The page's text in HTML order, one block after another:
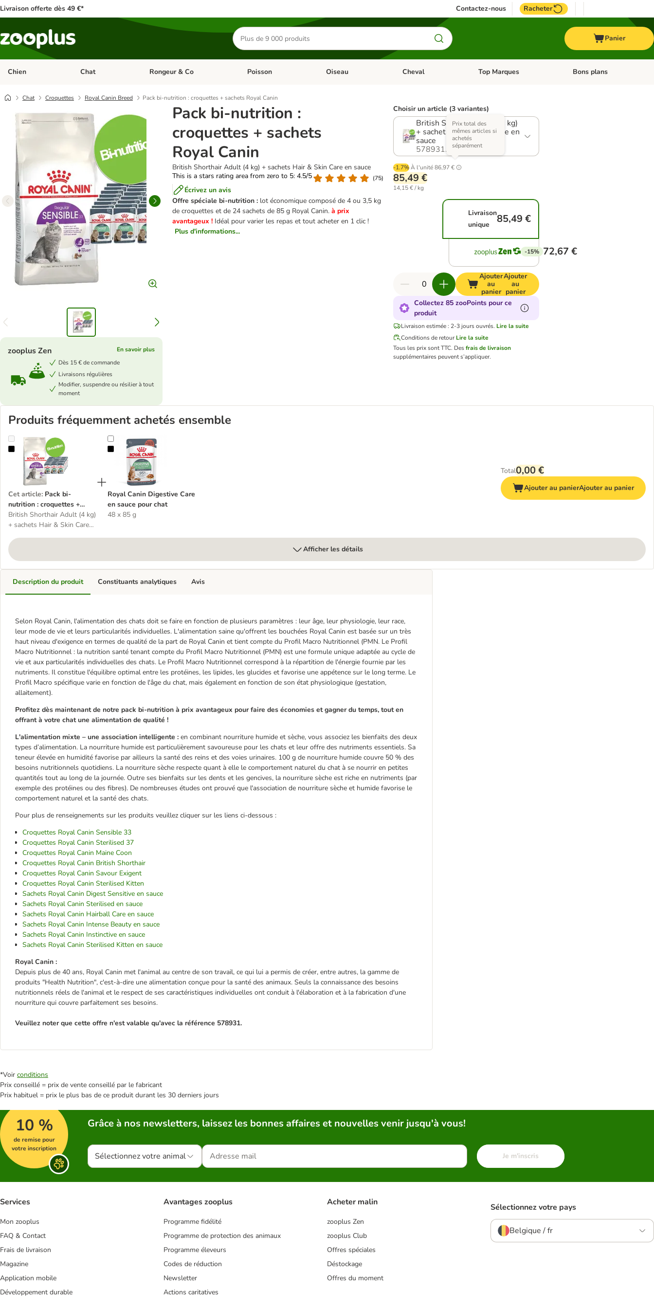
Livraison offerte dès 49 €* Contactez-nous Racheter
Rechercher
des
produits
Panier
Chien Dérouler les catégories: Chien
Chat Dérouler les catégories: Chat
Rongeur & Co Dérouler les catégories: Rongeur & Co
Poisson Dérouler les catégories: Poisson
Oiseau Dérouler les catégories: Oiseau
Cheval Dérouler les catégories: Cheval
Top Marques Dérouler les catégories: Top
Bons plans
Chat Croquettes Royal Canin Breed Pack bi-nutrition : croquettes + sachets Royal Canin
Pack bi-nutrition :
croquettes + sachets
Royal Canin
British Shorthair Adult (4 kg) + sachets Hair & Skin Care en sauce
This is a stars rating area from zero to 5: 4.5/5
(75)
Écrivez un avis
Offre spéciale bi-nutrition : lot économique composé de 4 ou 3,5 kg
de croquettes et de 24 sachets de 85 g Royal Canin. à prix
avantageux ! Idéal pour varier les repas et tout acheter en 1 clic !
Plus d'informations...
zooplus Zen
En savoir plus
Dès 15 € de commande
Livraisons régulières
Modifier, suspendre ou résilier à tout
moment
Choisir un article (3 variantes)
British Shorthair Adult (4 kg)
+ sachets Hair & Skin Care en
sauce
578931.22
-1.7%À l'unité86,97 €
Prix total des
mêmes articles si
achetés
séparément
85,49 €
14,15 € / kg
Livraison
unique
85,49 €
-15% 72,67 €
Ajouter
au
panier
Ajouter
au
panier
Collectez 85 zooPoints pour ce
produit
Livraison estimée : 2-3 jours ouvrés. Lire la suite
Conditions de retour Lire la suite
Tous les prix sont TTC. Desfrais de livraison
supplémentaires peuvent s’appliquer.
Produits fréquemment achetés ensemble
Pack bi-nutrition : croquettes + sachets Royal Canin
Cet article: Pack bi-
nutrition : croquettes +
sachets Royal Canin
British Shorthair Adult (4 kg)
+ sachets Hair & Skin Care
Royal Canin Digestive Care en sauce pour chat
Royal Canin Digestive Care
en sauce pour chat
48 x 85 g
Total0,00 €
Ajouter au panierAjouter au panier
Afficher les détails
Description du produit
Selon Royal Canin, l'alimentation des chats doit se faire en fonction de plusieurs paramètres : leur âge, leur physiologie, leur race,
leur mode de vie et leurs particularités individuelles. L'alimentation saine qu'offrent les bouchées Royal Canin est basée sur un très
haut niveau d'exigence en termes de qualité de la part de Royal Canin et tient compte du Profil Macro Nutritionnel (PMN. Le Profil
Macro Nutritionnel : la nutrition santé tenant compte du Profil Macro Nutritionnel (PMN) est une formule unique adaptée au cycle de
vie et aux particularités individuelles des chats. Le Profil Macro Nutritionnel correspond à la répartition de l'énergie fournie par les
nutriments. Il constitue l'équilibre optimal entre les protéines, les lipides, les glucides et favorise une appétence sur le long terme. Le
Profil Macro spécifique varie en fonction de l'âge du chat, mais également en fonction de son état physiologique (gestation,
allaitement).
Profitez dès maintenant de notre pack bi-nutrition à prix avantageux pour faire des économies et gagner du temps, tout en
offrant à votre chat une alimentation de qualité !
L'alimentation mixte – une association intelligente : en combinant nourriture humide et sèche, vous associez les bienfaits des deux
types d’alimentation. La nourriture humide est particulièrement savoureuse pour les chats et leur offre des nutriments essentiels. Sa
teneur élevée en humidité favorise par ailleurs la santé des reins et des voies urinaires. 100 g de nourriture humide couvre 50 % des
besoins nutritionnels quotidiens. La nourriture sèche respecte quant à elle le comportement naturel du chat à se nourrir en petites
quantités tout au long de la journée. Outre ses bienfaits sur les dents et les gencives, la nourriture sèche est riche en nutriments (par
exemple des protéines ou des fibres). De nombreuses études ont prouvé que l'association de nourriture sèche et humide favorise le
comportement naturel et la santé des chats.
Pour plus de renseignements sur les produits veuillez cliquer sur les liens ci-dessous :
Croquettes Royal Canin Sensible 33
Croquettes Royal Canin Sterilised 37
Croquettes Royal Canin Maine Coon
Croquettes Royal Canin British Shorthair
Croquettes Royal Canin Savour Exigent
Croquettes Royal Canin Sterilised Kitten
Sachets Royal Canin Digest Sensitive en sauce
Sachets Royal Canin Sterilised en sauce
Sachets Royal Canin Hairball Care en sauce
Sachets Royal Canin Intense Beauty en sauce
Sachets Royal Canin Instinctive en sauce
Sachets Royal Canin Sterilised Kitten en sauce
Royal Canin :
Depuis plus de 40 ans, Royal Canin met l'animal au centre de son travail, ce qui lui a permis de créer, entre autres, la gamme de
produits "Health Nutrition", c'est-à-dire une alimentation conçue pour la santé des animaux. Seuls la connaissance des besoins
nutritionnels réels de l'animal et le respect de ses caractéristiques individuelles ont conduit à l'élaboration et à la fabrication d'une
nourriture qui couvre parfaitement ses besoins.
Veuillez noter que cette offre n'est valable qu'avec la référence 578931.
Constituants analytiques Avis
*Voir conditions
Prix conseillé = prix de vente conseillé par le fabricant
Prix habituel = prix le plus bas de ce produit durant les 30 derniers jours
10 %
de remise pour
votre inscription
Grâce à nos newsletters, laissez les bonnes affaires et nouvelles venir jusqu'à vous!
Sélectionnez votre animal Je m'inscris
Services
Mon zooplus
FAQ & Contact
Frais de livraison
Magazine
Application mobile
Développement durable
Avantages zooplus
Programme fidélité
Programme de protection des animaux
Programme éleveurs
Codes de réduction
Newsletter
Actions caritatives
Acheter malin
zooplus Zen
zooplus Club
Offres spéciales
Déstockage
Offres du moment
Sélectionnez votre pays
Belgique / fr